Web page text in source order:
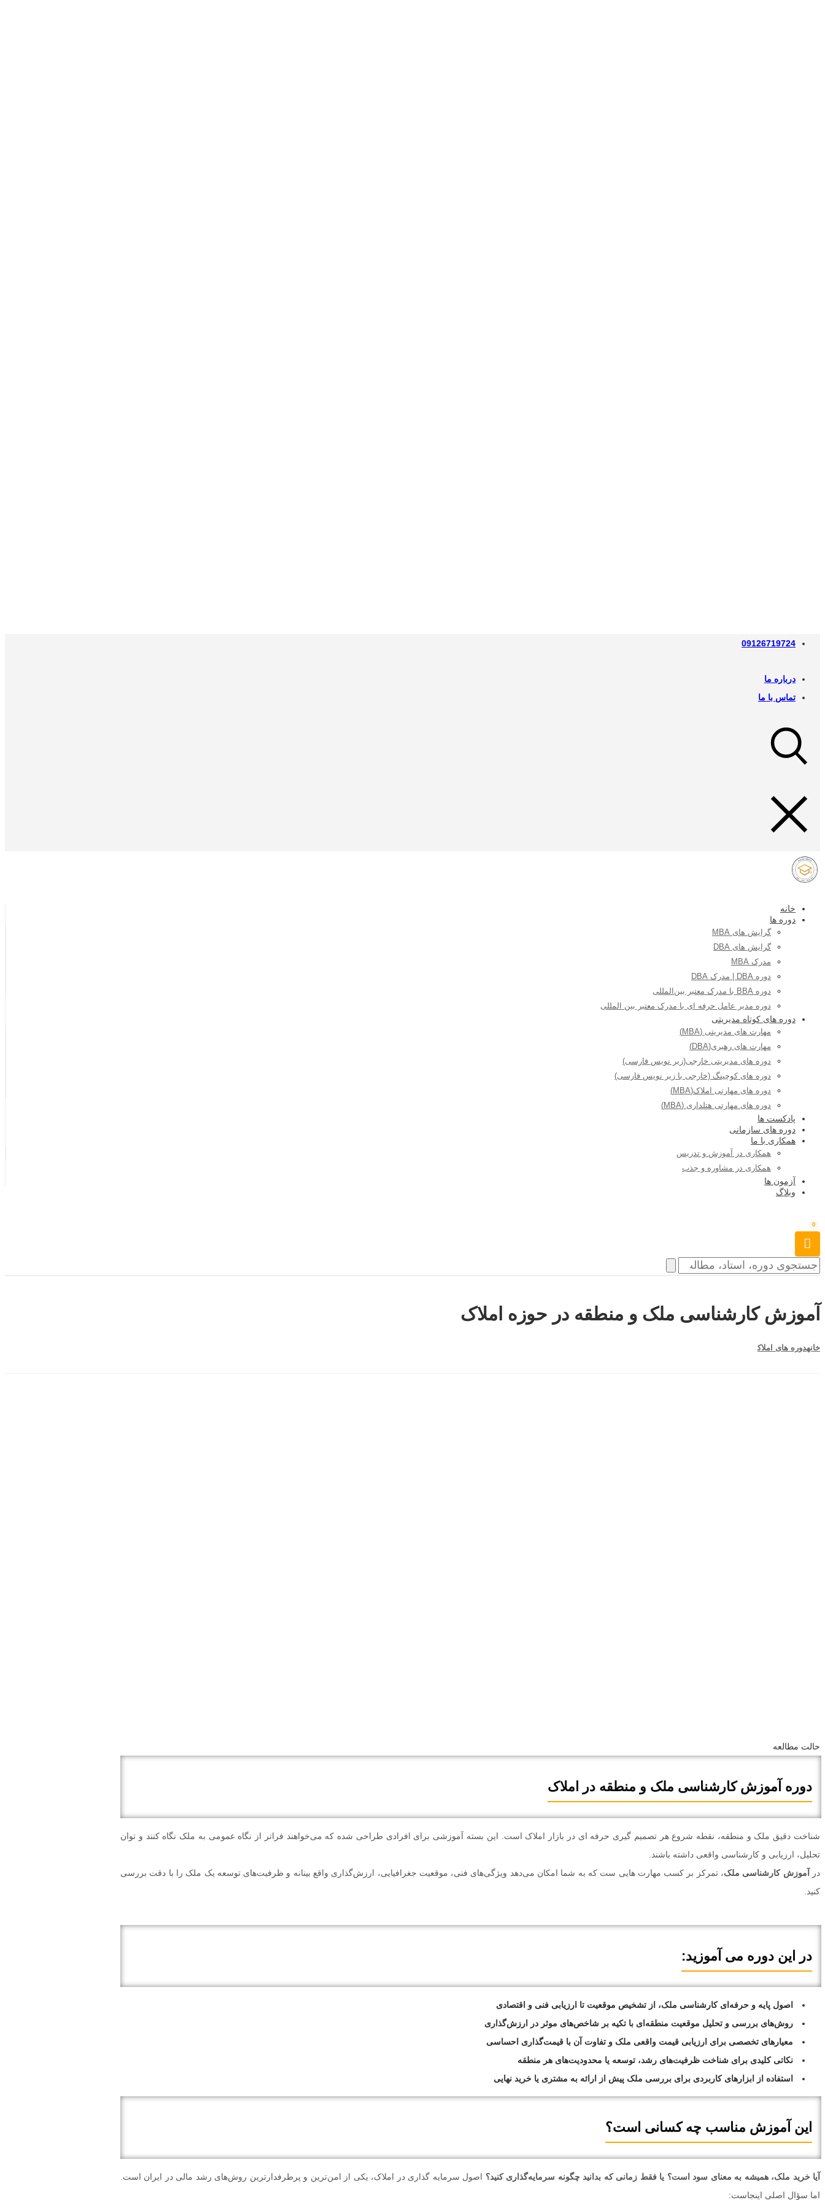
09126719724
درباره ما
تماس با ما
خانه
دوره ها
گرایش های MBA
گرایش های DBA
مدرک MBA
دوره DBA | مدرک DBA
دوره BBA با مدرک معتبر بین‌المللی
دوره مدیر عامل حرفه ای با مدرک معتبر بین المللی
دوره های کوتاه مدیریتی
مهارت های مدیریتی (MBA)
مهارت های رهبری(DBA)
دوره های مدیریتی خارجی(زیر نویس فارسی)
دوره های کوچینگ (خارجی با زیر نویس فارسی)
دوره های مهارتی املاک(MBA)
دوره های مهارتی هتلداری (MBA)
پادکست ها
دوره های سازمانی
همکاری با ما
همکاری در آموزش و تدریس
همکاری در مشاوره و جذب
آزمون ها
وبلاگ
0
آموزش کارشناسی ملک و منطقه در حوزه املاک
خانهدوره های املاک
حالت مطالعه
دوره آموزش کارشناسی ملک و منطقه در املاک
شناخت دقیق ملک و منطقه، نقطه شروع هر تصمیم‌ گیری حرفه‌ ای در بازار املاک است. این بسته آموزشی برای افرادی طراحی شده که می‌خواهند فراتر از نگاه عمومی به ملک نگاه کنند و توان
تحلیل، ارزیابی و کارشناسی واقعی داشته باشند.
در
آموزش کارشناسی ملک، تمرکز بر کسب مهارت‌ هایی‌ ست که به شما امکان می‌دهد ویژگی‌های فنی، موقعیت جغرافیایی، ارزش‌گذاری واقع‌ بینانه و ظرفیت‌های توسعه یک ملک را با دقت بررسی
کنید.
در این دوره می آموزید:
اصول پایه و حرفه‌ای کارشناسی ملک، از تشخیص موقعیت تا ارزیابی فنی و اقتصادی
روش‌های بررسی و تحلیل موقعیت منطقه‌ای با تکیه بر شاخص‌های موثر در ارزش‌گذاری
معیارهای تخصصی برای ارزیابی قیمت واقعی ملک و تفاوت آن با قیمت‌گذاری احساسی
نکاتی کلیدی برای شناخت ظرفیت‌های رشد، توسعه یا محدودیت‌های هر منطقه
استفاده از ابزارهای کاربردی برای بررسی ملک پیش از ارائه به مشتری یا خرید نهایی
این آموزش مناسب چه کسانی است؟
آیا خرید ملک، همیشه به معنای سود است؟ یا فقط زمانی که بدانید چگونه سرمایه‌گذاری کنید؟ اصول سرمایه گذاری در املاک، یکی از امن‌ترین و پرطرفدارترین روش‌های رشد مالی در ایران است.
اما سؤال اصلی اینجاست: